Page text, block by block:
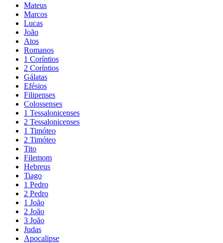
Mateus
Marcos
Lucas
João
Atos
Romanos
1 Coríntios
2 Coríntios
Gálatas
Efésios
Filipenses
Colossenses
1 Tessalonicenses
2 Tessalonicenses
1 Timóteo
2 Timóteo
Tito
Filemom
Hebreus
Tiago
1 Pedro
2 Pedro
1 João
2 João
3 João
Judas
Apocalipse